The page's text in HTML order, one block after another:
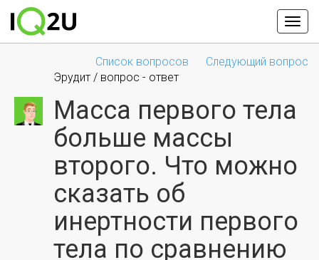
Список вопросов
Следующий вопрос
Эрудит / вопрос - ответ
Масса первого тела
больше массы
второго. Что можно
сказать об
инертности первого
тела по сравнению